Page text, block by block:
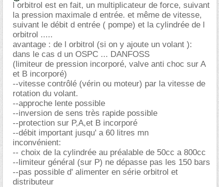
l orbitrol est en fait, un multiplicateur de force, suivant
la pression maximale d entrée. et même de vitesse,
suivant le débit d entrée ( pompe) et la cylindrée de l
orbitrol .....
avantage : de l orbitrol (si on y ajoute un volant ):
dans le cas d un OSPC ... DANFOSS
(limiteur de pression incorporé, valve anti choc sur A
et B incorporé)
--vitesse contrôlé (vérin ou moteur) par la vitesse de
rotation du volant.
--approche lente possible
--inversion de sens très rapide possible
--protection sur P,A,et B incorporé
--débit important jusqu' a 60 litres mn
inconvénient:
-- choix de la cylindrée au préalable de 50cc a 800cc
--limiteur général (sur P) ne dépasse pas les 150 bars
--pas possible d' alimenter en série orbitrol et
distributeur